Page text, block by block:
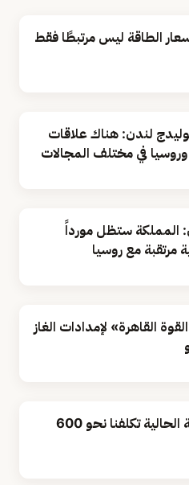
الطاقة ليس مرتبطًا فقط
لندن: هناك علاقات
في مختلف المجالات
المملكة ستظل مورداً
القاهرة» لإمدادات الغاز
الاتحاد الأوروبي: أزمة الطاقة الحالية تكلفنا نحو 600